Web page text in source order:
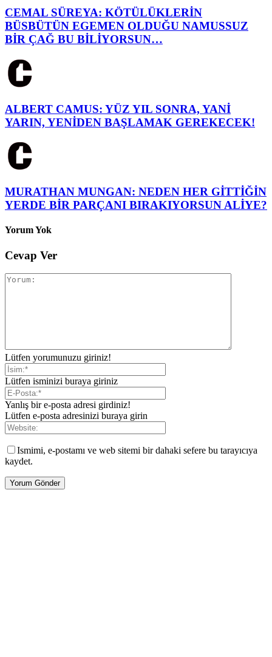
CEMAL SÜREYA: KÖTÜLÜKLERİN
BÜSBÜTÜN EGEMEN OLDUĞU NAMUSSUZ
BİR ÇAĞ BU BİLİYORSUN…
ALBERT CAMUS: YÜZ YIL SONRA, YANİ
YARIN, YENİDEN BAŞLAMAK GEREKECEK!
MURATHAN MUNGAN: NEDEN HER GİTTİĞİN
YERDE BİR PARÇANI BIRAKIYORSUN ALİYE?
Yorum Yok
Cevap Ver
Lütfen yorumunuzu giriniz!
Lütfen isminizi buraya giriniz
Yanlış bir e-posta adresi girdiniz!
Lütfen e-posta adresinizi buraya girin
Ismimi, e-postamı ve web sitemi bir dahaki sefere bu tarayıcıya
kaydet.